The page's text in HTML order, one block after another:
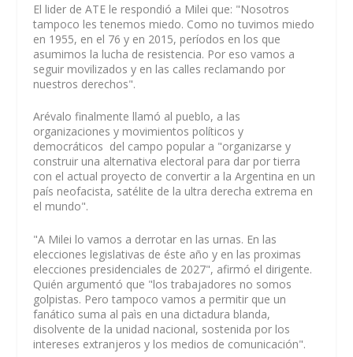
El lider de ATE le respondió a Milei que: "Nosotros
tampoco les tenemos miedo. Como no tuvimos miedo
en 1955, en el 76 y en 2015, períodos en los que
asumimos la lucha de resistencia. Por eso vamos a
seguir movilizados y en las calles reclamando por
nuestros derechos".
Arévalo finalmente llamó al pueblo, a las
organizaciones y movimientos políticos y
democráticos del campo popular a "organizarse y
construir una alternativa electoral para dar por tierra
con el actual proyecto de convertir a la Argentina en un
país neofacista, satélite de la ultra derecha extrema en
el mundo".
"A Milei lo vamos a derrotar en las urnas. En las
elecciones legislativas de éste año y en las proximas
elecciones presidenciales de 2027", afirmó el dirigente.
Quién argumentó que "los trabajadores no somos
golpistas. Pero tampoco vamos a permitir que un
fanático suma al paìs en una dictadura blanda,
disolvente de la unidad nacional, sostenida por los
intereses extranjeros y los medios de comunicación".